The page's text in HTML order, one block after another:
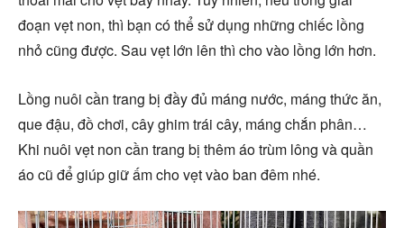
đoạn vẹt non, thì bạn có thể sử dụng những chiếc lồng
nhỏ cũng được. Sau vẹt lớn lên thì cho vào lồng lớn hơn.
Lồng nuôi cần trang bị đầy đủ máng nước, máng thức ăn,
que đậu, đồ chơi, cây ghim trái cây, máng chắn phân…
Khi nuôi vẹt non cần trang bị thêm áo trùm lông và quần
áo cũ để giúp giữ ấm cho vẹt vào ban đêm nhé.